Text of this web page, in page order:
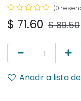
(0
$ 71.60 $89.50
Añadir a lista